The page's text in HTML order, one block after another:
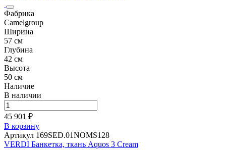
Фабрика
Camelgroup
Ширина
57 см
Глубина
42 см
Высота
50 см
Наличие
В наличии
45 901 ₽
В корзину
Артикул 169SED.01NOMS128
VERDI Банкетка, ткань Aquos 3 Cream